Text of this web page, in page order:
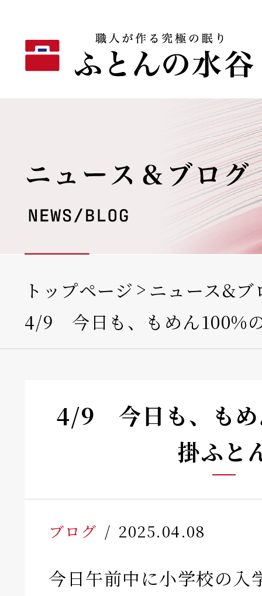
トップページ
ニュース&ブ
4/9 今日も、もめん100%
4/9 今日も、もめ
掛ふと
ブログ 2025.04.08
今日午前中に小学校の入